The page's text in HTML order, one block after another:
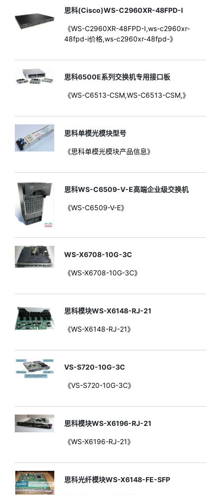
思科(Cisco)WS-C2960XR-48FPD-I
《WS-C2960XR-48FPD-I,ws-c2960xr-
48fpd-i价格,ws-c2960xr-48fpd-》
思科6500E系列交换机专用接口板
《WS-C6513-CSM,WS-C6513-CSM,》
思科单模光模块型号
《思科单模光模块产品信息》
思科WS-C6509-V-E高端企业级交换机
《WS-C6509-V-E》
WS-X6708-10G-3C
《WS-X6708-10G-3C》
思科模块WS-X6148-RJ-21
《WS-X6148-RJ-21》
VS-S720-10G-3C
《VS-S720-10G-3C》
思科模块WS-X6196-RJ-21
《WS-X6196-RJ-21》
思科光纤模块WS-X6148-FE-SFP